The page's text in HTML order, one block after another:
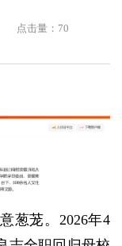
点击量： 70
葱茏。2026年4